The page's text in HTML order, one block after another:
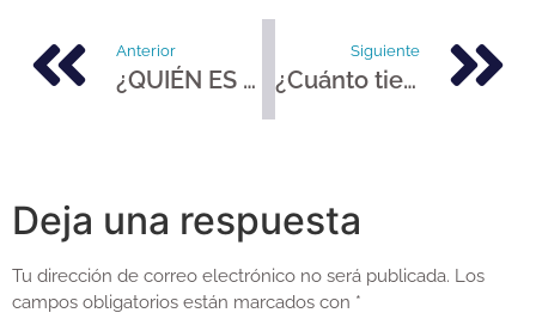
Anterior
¿QUIÉN ES EL DENTISTA ?
Siguiente
¿Cuánto tiempo tarda poner un implante dental?
Deja una respuesta
Tu dirección de correo electrónico no será publicada. Los
campos obligatorios están marcados con *